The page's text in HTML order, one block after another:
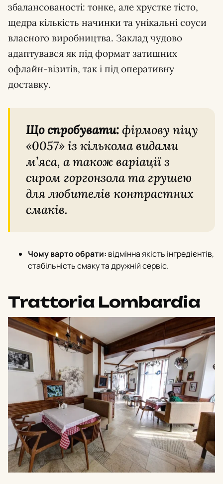
збалансованості: тонке, але хрустке тісто,
щедра кількість начинки та унікальні соуси
власного виробництва. Заклад чудово
адаптувався як під формат затишних
офлайн-візитів, так і під оперативну
доставку.
Що спробувати:фірмову піцу
«0057» із кількома видами
м’яса, а також варіації з
сиром горгонзола та грушею
для любителів контрастних
смаків.
Чому варто обрати: відмінна якість інгредієнтів,
стабільність смаку та дружній сервіс.
Trattoria Lombardia